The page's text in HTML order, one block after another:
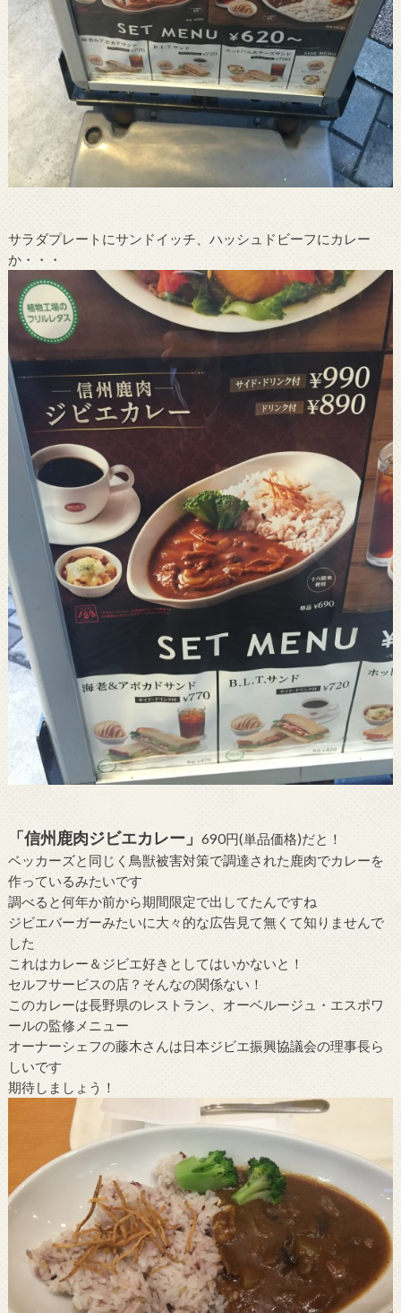
サラダプレートにサンドイッチ、ハッシュドビーフにカレー
か・・・
「信州鹿肉ジビエカレー」 690円(単品価格)だと！
ベッカーズと同じく鳥獣被害対策で調達された鹿肉でカレーを
作っているみたいです
調べると何年か前から期間限定で出してたんですね
ジビエバーガーみたいに大々的な広告見て無くて知りませんで
した
これはカレー＆ジビエ好きとしてはいかないと！
セルフサービスの店？そんなの関係ない！
このカレーは長野県のレストラン、オーベルージュ・エスポワ
ールの監修メニュー
オーナーシェフの藤木さんは日本ジビエ振興協議会の理事長ら
しいです
期待しましょう！